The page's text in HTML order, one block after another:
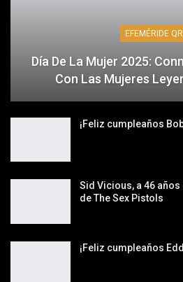
EFEMÉRIDE
Día De La Mujer 2025:
Con Las Mujeres
¡Feliz cumpleaños
Sid Vicious, a 46
de The Sex Pistols
¡Feliz cumpleaños